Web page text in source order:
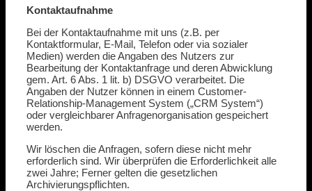
Kontaktaufnahme
Bei der Kontaktaufnahme mit uns (z.B. per
Kontaktformular, E-Mail, Telefon oder via sozialer
Medien) werden die Angaben des Nutzers zur
Bearbeitung der Kontaktanfrage und deren Abwicklung
gem. Art. 6 Abs. 1 lit. b) DSGVO verarbeitet. Die
Angaben der Nutzer können in einem Customer-
Relationship-Management System („CRM System“)
oder vergleichbarer Anfragenorganisation gespeichert
werden.
Wir löschen die Anfragen, sofern diese nicht mehr
erforderlich sind. Wir überprüfen die Erforderlichkeit alle
zwei Jahre; Ferner gelten die gesetzlichen
Archivierungspflichten.